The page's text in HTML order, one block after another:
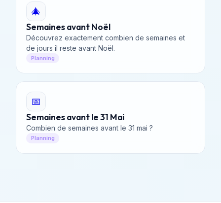
🎄
Semaines avant Noël
Découvrez exactement combien de semaines et
de jours il reste avant Noël.
Planning
📅
Semaines avant le 31 Mai
Combien de semaines avant le 31 mai ?
Planning